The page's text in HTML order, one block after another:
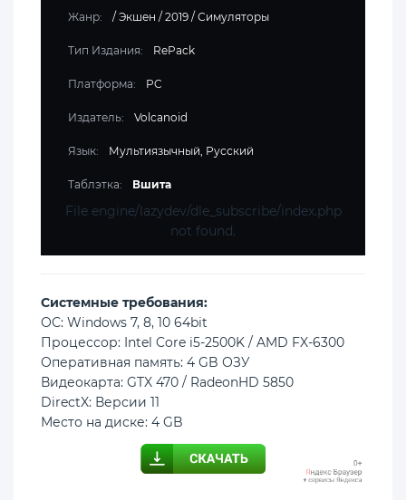
Жанр: / Экшен / 2019 / Симуляторы
Тип Издания: RePack
Платформа: PC
Издатель: Volcanoid
Язык: Мультиязычный, Русский
Таблэтка: Вшита
File engine/lazydev/dle_subscribe/index.php
not found.
Cистемные требования:
ОС: Windows 7, 8, 10 64bit
Процессор: Intel Core i5-2500K / AMD FX-6300
Оперативная память: 4 GB ОЗУ
Видеокарта: GTX 470 / RadeonHD 5850
DirectX: Версии 11
Место на диске: 4 GB